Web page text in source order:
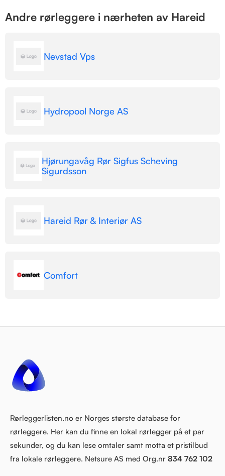
Andre rørleggere i nærheten av Hareid
Nevstad Vps
Hydropool Norge AS
Hjørungavåg Rør Sigfus Scheving
Sigurdsson
Hareid Rør & Interiør AS
Comfort
Rørleggerlisten.no er Norges største database for
rørleggere. Her kan du finne en lokal rørlegger på et par
sekunder, og du kan lese omtaler samt motta et pristilbud
fra lokale rørleggere. Netsure AS med Org.nr 834 762 102